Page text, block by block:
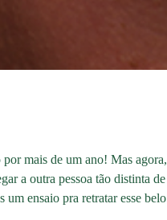
mais de um ano! Mas agora,
a outra pessoa tão distinta de
um ensaio pra retratar esse belo